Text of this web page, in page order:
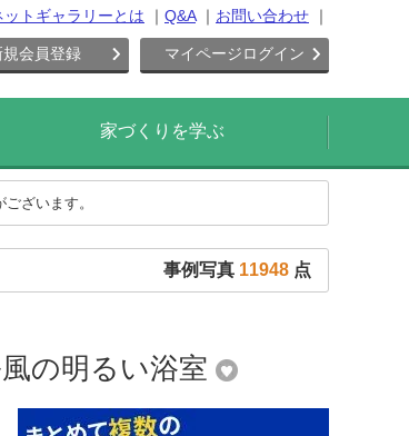
ットギャラリーとは Q&A お問い合わせ
規会員登録 マイページログイン
家づくりを学ぶ
ざいます。
事例写真 11948 点
の明るい浴室